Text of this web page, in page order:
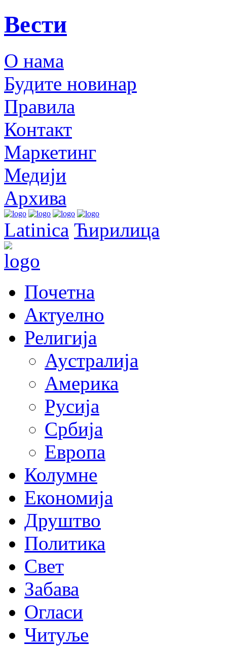
Вести
О нама
Будите новинар
Правила
Контакт
Маркетинг
Медији
Архива
Latinica Ћирилица
Почетна
Актуелно
Религија
Аустралија
Америка
Русија
Србија
Европа
Колумне
Економија
Друштво
Политика
Свет
Забава
Огласи
Читуље